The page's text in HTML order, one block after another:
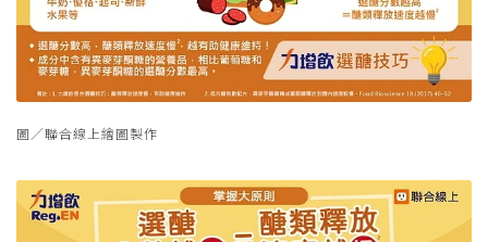
圖／聯合線上繪圖製作